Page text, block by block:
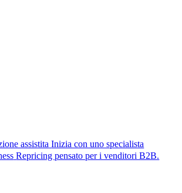
assistita Inizia con uno specialista
Repricing pensato per i venditori B2B.